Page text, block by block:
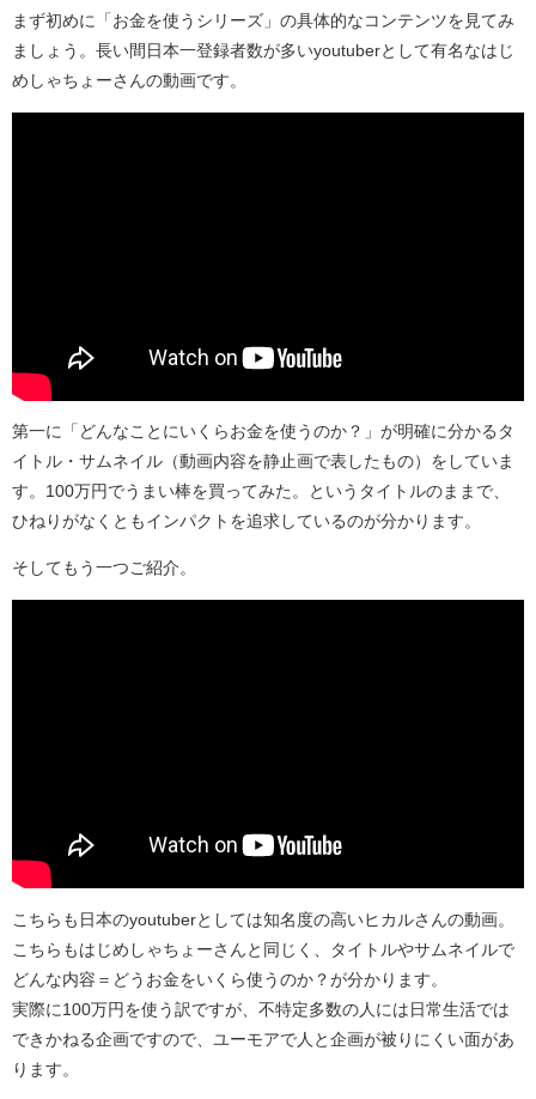
まず初めに「お金を使うシリーズ」の具体的なコンテンツを見てみ
ましょう。長い間日本一登録者数が多いyoutuberとして有名なはじ
めしゃちょーさんの動画です。
第一に「どんなことにいくらお金を使うのか？」が明確に分かるタ
イトル・サムネイル（動画内容を静止画で表したもの）をしていま
す。100万円でうまい棒を買ってみた。というタイトルのままで、
ひねりがなくともインパクトを追求しているのが分かります。
そしてもう一つご紹介。
こちらも日本のyoutuberとしては知名度の高いヒカルさんの動画。
こちらもはじめしゃちょーさんと同じく、タイトルやサムネイルで
どんな内容＝どうお金をいくら使うのか？が分かります。
実際に100万円を使う訳ですが、不特定多数の人には日常生活では
できかねる企画ですので、ユーモアで人と企画が被りにくい面があ
ります。